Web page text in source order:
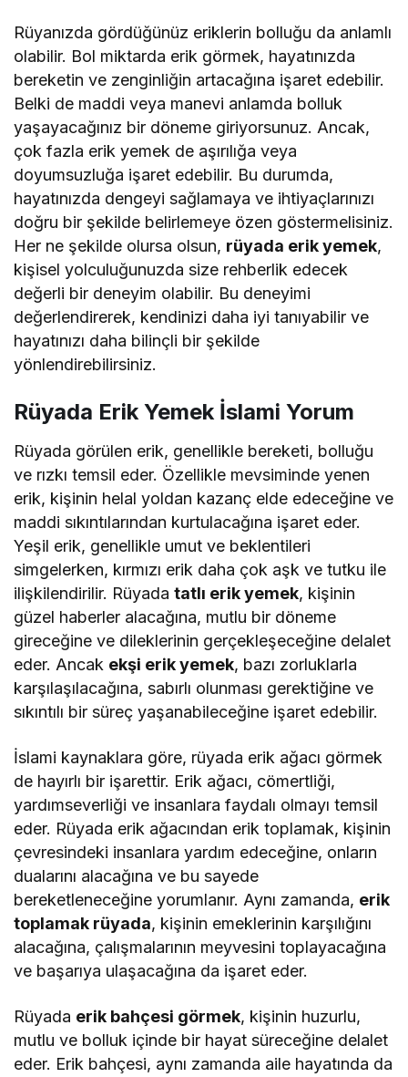
Rüyanızda gördüğünüz eriklerin bolluğu da anlamlı
olabilir. Bol miktarda erik görmek, hayatınızda
bereketin ve zenginliğin artacağına işaret edebilir.
Belki de maddi veya manevi anlamda bolluk
yaşayacağınız bir döneme giriyorsunuz. Ancak,
çok fazla erik yemek de aşırılığa veya
doyumsuzluğa işaret edebilir. Bu durumda,
hayatınızda dengeyi sağlamaya ve ihtiyaçlarınızı
doğru bir şekilde belirlemeye özen göstermelisiniz.
Her ne şekilde olursa olsun, rüyada erik yemek,
kişisel yolculuğunuzda size rehberlik edecek
değerli bir deneyim olabilir. Bu deneyimi
değerlendirerek, kendinizi daha iyi tanıyabilir ve
hayatınızı daha bilinçli bir şekilde
yönlendirebilirsiniz.
Rüyada Erik Yemek İslami Yorum
Rüyada görülen erik, genellikle bereketi, bolluğu
ve rızkı temsil eder. Özellikle mevsiminde yenen
erik, kişinin helal yoldan kazanç elde edeceğine ve
maddi sıkıntılarından kurtulacağına işaret eder.
Yeşil erik, genellikle umut ve beklentileri
simgelerken, kırmızı erik daha çok aşk ve tutku ile
ilişkilendirilir. Rüyadatatlı erik yemek, kişinin
güzel haberler alacağına, mutlu bir döneme
gireceğine ve dileklerinin gerçekleşeceğine delalet
eder. Ancak ekşi erik yemek, bazı zorluklarla
karşılaşılacağına, sabırlı olunması gerektiğine ve
sıkıntılı bir süreç yaşanabileceğine işaret edebilir.
İslami kaynaklara göre, rüyada erik ağacı görmek
de hayırlı bir işarettir. Erik ağacı, cömertliği,
yardımseverliği ve insanlara faydalı olmayı temsil
eder. Rüyada erik ağacından erik toplamak, kişinin
çevresindeki insanlara yardım edeceğine, onların
dualarını alacağına ve bu sayede
bereketleneceğine yorumlanır. Aynı zamanda, erik
toplamak rüyada, kişinin emeklerinin karşılığını
alacağına, çalışmalarının meyvesini toplayacağına
ve başarıya ulaşacağına da işaret eder.
Rüyada erik bahçesi görmek, kişinin huzurlu,
mutlu ve bolluk içinde bir hayat süreceğine delalet
eder. Erik bahçesi, aynı zamanda aile hayatında da